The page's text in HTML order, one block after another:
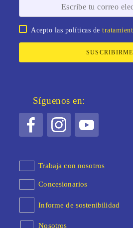
Acepto las políticas de
SUSCRIBIRME
Síguenos en:
Trabaja con nosotros
Concesionarios
Informe de sostenibilidad
Nosotros